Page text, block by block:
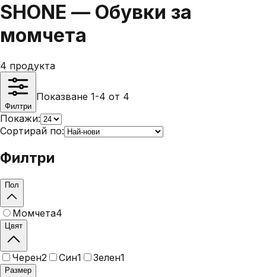
SHONE — Обувки за
момчета
4 продукта
Филтри
Показване 1-4 от 4
Покажи:
Сортирай по:
Филтри
Пол
Момчета4
Цвят
Черен2 Син1 Зелен1
Размер